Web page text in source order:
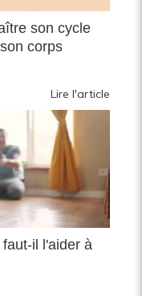
son cycle
corps
Lire l'article
il l'aider à